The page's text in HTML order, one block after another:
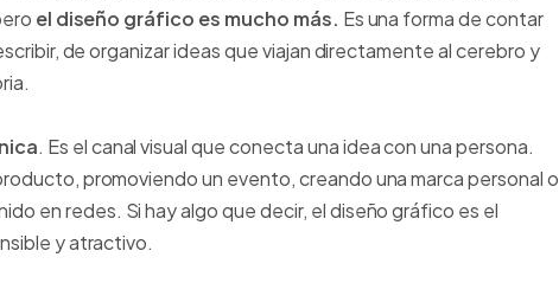
el diseño gráfico es mucho más. Es una forma de contar
de organizar ideas que viajan directamente al cerebro y
. Es el canal visual que conecta una idea con una persona.
promoviendo un evento, creando una marca personal o
en redes. Si hay algo que decir, el diseño gráfico es el
y atractivo.